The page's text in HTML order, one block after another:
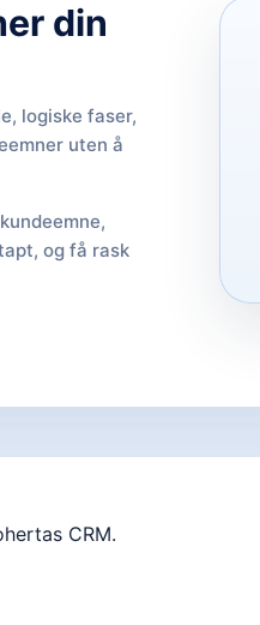
din
logiske faser,
uten å
og få rask